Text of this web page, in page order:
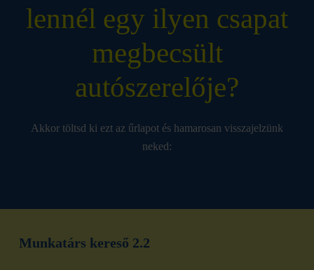
lennél egy ilyen csapat
megbecsült
autószerelője?
Akkor töltsd ki ezt az űrlapot és hamarosan visszajelzünk
neked:
Munkatárs kereső 2.2